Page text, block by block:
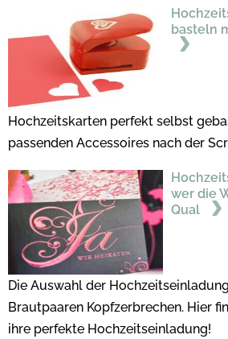
basteln
Hochzeitskarten perfekt selbst
passenden Accessoires nach der
wer die
Qual
Die Auswahl der
Brautpaaren Kopfzerbrechen. Hier
ihre perfekte Hochzeitseinladung!